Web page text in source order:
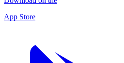
App Store